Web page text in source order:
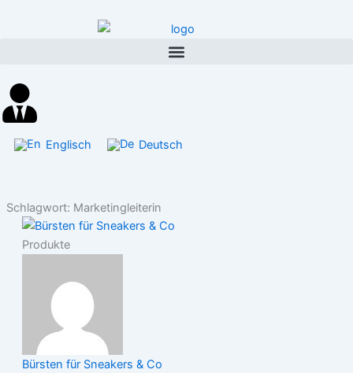
Englisch Deutsch
Schlagwort: Marketingleiterin
Produkte
Bürsten für Sneakers & Co